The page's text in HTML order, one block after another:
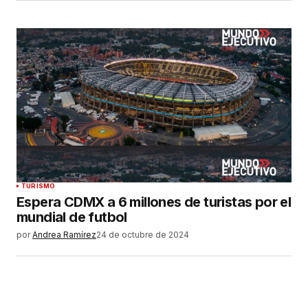
TURISMO
Espera CDMX a 6 millones de turistas por el
mundial de futbol
por Andrea Ramírez24 de octubre de 2024